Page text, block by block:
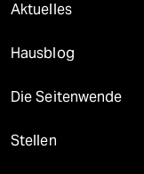
Aktuelles
Hausblog
Die Seitenwende
Stellen